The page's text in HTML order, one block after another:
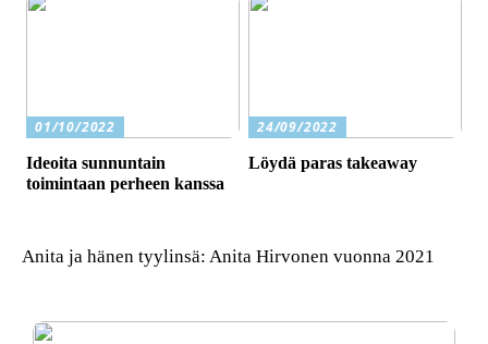
01/10/2022
Ideoita sunnuntain
toimintaan perheen kanssa
24/09/2022
Löydä paras takeaway
Anita ja hänen tyylinsä: Anita Hirvonen vuonna 2021